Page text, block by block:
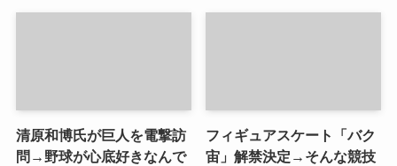
清原和博氏が巨人を電撃訪
問→野球が心底好きなんで
フィギュアスケート「バク
宙」解禁決定→そんな競技